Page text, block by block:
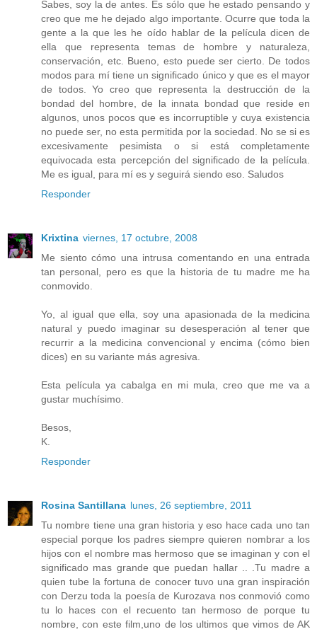
Sabes, soy la de antes. Es sólo que he estado pensando y
creo que me he dejado algo importante. Ocurre que toda la
gente a la que les he oído hablar de la película dicen de
ella que representa temas de hombre y naturaleza,
conservación, etc. Bueno, esto puede ser cierto. De todos
modos para mí tiene un significado único y que es el mayor
de todos. Yo creo que representa la destrucción de la
bondad del hombre, de la innata bondad que reside en
algunos, unos pocos que es incorruptible y cuya existencia
no puede ser, no esta permitida por la sociedad. No se si es
excesivamente pesimista o si está completamente
equivocada esta percepción del significado de la película.
Me es igual, para mí es y seguirá siendo eso. Saludos
Responder
Krixtina viernes, 17 octubre, 2008
Me siento cómo una intrusa comentando en una entrada
tan personal, pero es que la historia de tu madre me ha
conmovido.
Yo, al igual que ella, soy una apasionada de la medicina
natural y puedo imaginar su desesperación al tener que
recurrir a la medicina convencional y encima (cómo bien
dices) en su variante más agresiva.
Esta película ya cabalga en mi mula, creo que me va a
gustar muchísimo.
Besos,
K.
Responder
Rosina Santillana lunes, 26 septiembre, 2011
Tu nombre tiene una gran historia y eso hace cada uno tan
especial porque los padres siempre quieren nombrar a los
hijos con el nombre mas hermoso que se imaginan y con el
significado mas grande que puedan hallar .. .Tu madre a
quien tube la fortuna de conocer tuvo una gran inspiración
con Derzu toda la poesía de Kurozava nos conmovió como
tu lo haces con el recuento tan hermoso de porque tu
nombre, con este film,uno de los ultimos que vimos de AK